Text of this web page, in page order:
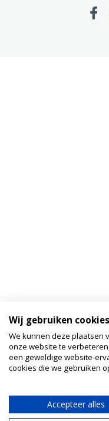
Wij gebruiken cookies
We kunnen deze plaatsen
onze website te
een geweldige website-
cookies die we gebruiken
Accepteer alles